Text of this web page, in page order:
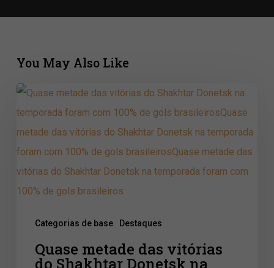
You May Also Like
Categorias de base Destaques
Quase
metade
das
vitórias
do
Shakhtar
temporada
Quase metade das vitórias
do Shakhtar Donetsk na